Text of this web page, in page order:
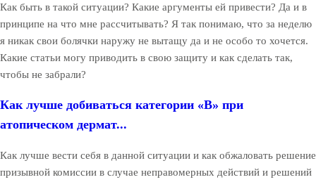
Как быть в такой ситуации? Какие аргументы ей привести? Да и в
принципе на что мне рассчитывать? Я так понимаю, что за неделю
я никак свои болячки наружу не вытащу да и не особо то хочется.
Какие статьи могу приводить в свою защиту и как сделать так,
чтобы не забрали?
Как лучше добиваться категории «В» при
атопическом дермат...
Как лучше вести себя в данной ситуации и как обжаловать решение
призывной комиссии в случае неправомерных действий и решений